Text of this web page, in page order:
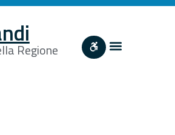
Regione